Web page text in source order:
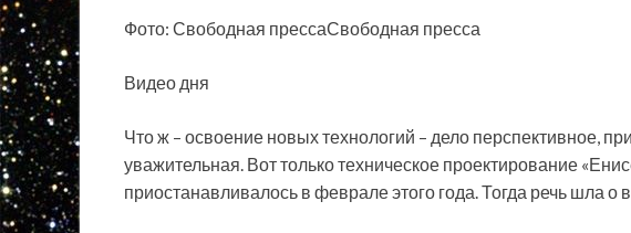
Фото: Свободная прессаСвободная пресса
Видео дня
Что ж – освоение новых технологий – дело перспективное,
уважительная. Вот только техническое проектирование
приостанавливалось в феврале этого года. Тогда речь шла о